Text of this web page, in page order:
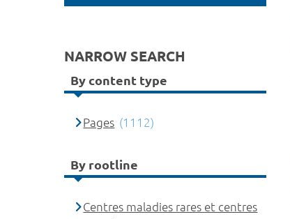
NARROW SEARCH
By content type
Pages (1112)
By rootline
Centres maladies rares et centres